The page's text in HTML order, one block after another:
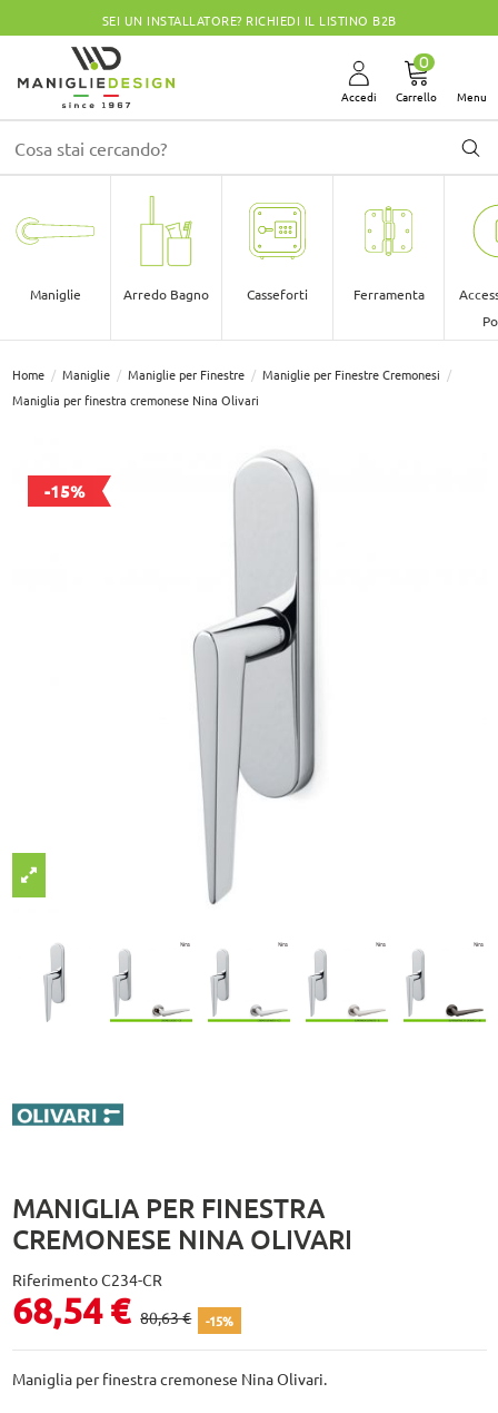
SEI UN INSTALLATORE? RICHIEDI IL LISTINO B2B
Accedi
0
Carrello Menu
Maniglie Arredo Bagno Casseforti Ferramenta
Home Maniglie Maniglie per Finestre
Maniglie per Finestre Cremonesi
Maniglia per finestra cremonese Nina Olivari
-15%
MANIGLIA PER FINESTRA
CREMONESE NINA OLIVARI
RiferimentoC234-CR
68,54 € 80,63 € -15%
Maniglia per finestra cremonese Nina Olivari.